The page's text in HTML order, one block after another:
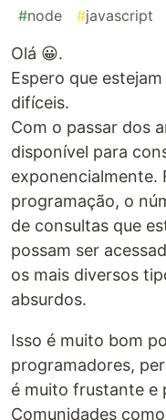
#node #javascript
Olá 😀.
Espero que
difíceis.
Com o passar dos
disponível para
exponencialmente.
programação, o
de consultas que
possam ser
os mais diversos
absurdos.
Isso é muito bom
programadores,
é muito frustante e
Comunidades